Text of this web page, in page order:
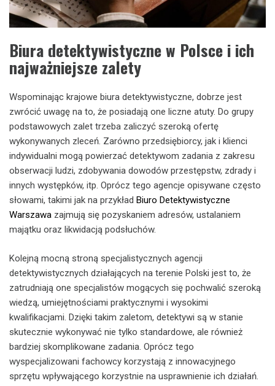
Biura detektywistyczne w Polsce i ich
najważniejsze zalety
Wspominając krajowe biura detektywistyczne, dobrze jest
zwrócić uwagę na to, że posiadają one liczne atuty. Do grupy
podstawowych zalet trzeba zaliczyć szeroką ofertę
wykonywanych zleceń. Zarówno przedsiębiorcy, jak i klienci
indywidualni mogą powierzać detektywom zadania z zakresu
obserwacji ludzi, zdobywania dowodów przestępstw, zdrady i
innych występków, itp. Oprócz tego agencje opisywane często
słowami, takimi jak na przykład Biuro Detektywistyczne
Warszawa zajmują się pozyskaniem adresów, ustalaniem
majątku oraz likwidacją podsłuchów.
Kolejną mocną stroną specjalistycznych agencji
detektywistycznych działających na terenie Polski jest to, że
zatrudniają one specjalistów mogących się pochwalić szeroką
wiedzą, umiejętnościami praktycznymi i wysokimi
kwalifikacjami. Dzięki takim zaletom, detektywi są w stanie
skutecznie wykonywać nie tylko standardowe, ale również
bardziej skomplikowane zadania. Oprócz tego
wyspecjalizowani fachowcy korzystają z innowacyjnego
sprzętu wpływającego korzystnie na usprawnienie ich działań.